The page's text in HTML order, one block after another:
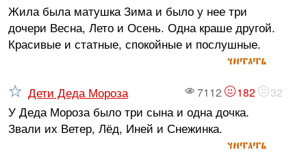
Жила была матушка Зима и было у нее три
дочери Весна, Лето и Осень. Одна краше другой.
Красивые и статные, спокойные и послушные.
читать
7112 182 32
Дети Деда Мороза
У Деда Мороза было три сына и одна дочка.
Звали их Ветер, Лёд, Иней и Снежинка.
читать